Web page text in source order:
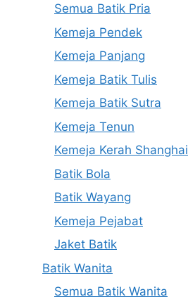
Semua Batik Pria
Kemeja Pendek
Kemeja Panjang
Kemeja Batik Tulis
Kemeja Batik Sutra
Kemeja Tenun
Kemeja Kerah Shanghai
Batik Bola
Batik Wayang
Kemeja Pejabat
Jaket Batik
Batik Wanita
Semua Batik Wanita